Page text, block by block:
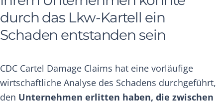
durch das Lkw-Kartell ein
Schaden entstanden sein
CDC Cartel Damage Claims hat eine vorläufige
wirtschaftliche Analyse des Schadens durchgeführt,
den Unternehmen erlitten haben, die zwischen